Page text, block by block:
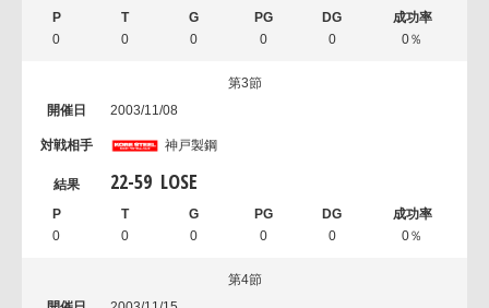
0 0 0 0 0 0％
第3節
2003/11/08
神戸製鋼
22-59 LOSE
0 0 0 0 0 0％
第4節